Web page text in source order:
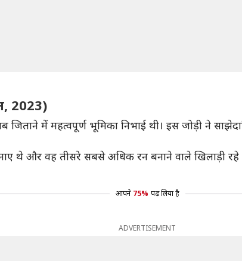
2023)
जिताने में महत्वपूर्ण भूमिका निभाई थी। इस जोड़ी ने
थे और वह तीसरे सबसे अधिक रन बनाने वाले खिलाड़ी रहे
आपने 75% पढ़ लिया है
ADVERTISEMENT